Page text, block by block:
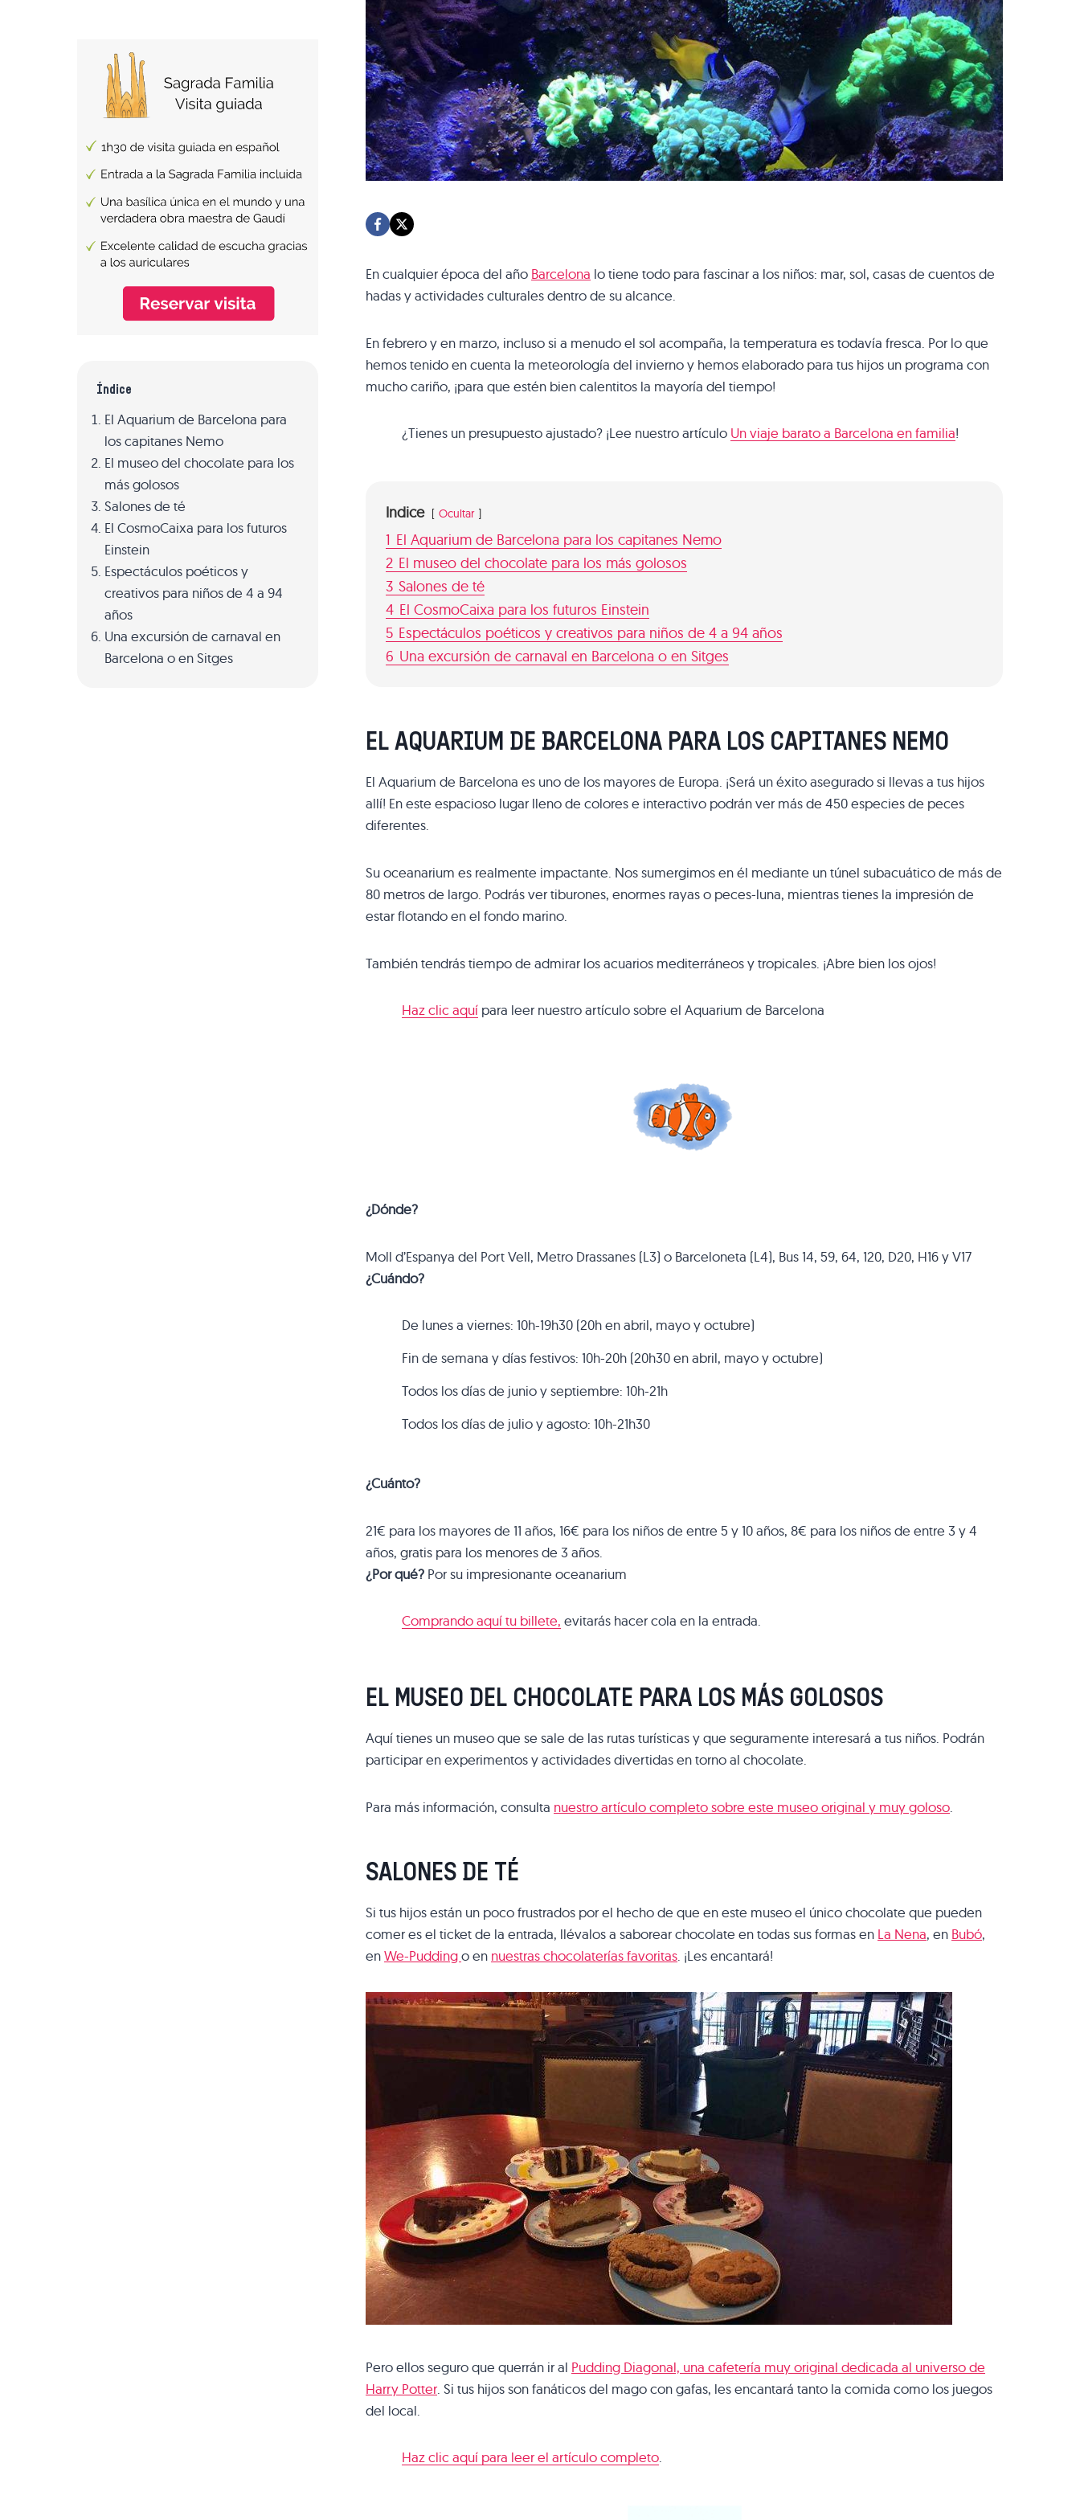
En cualquier época del año Barcelona lo tiene todo para fascinar a los niños: mar, sol, casas de cuentos de
hadas y actividades culturales dentro de su alcance.
En febrero y en marzo, incluso si a menudo el sol acompaña, la temperatura es todavía fresca. Por lo que
hemos tenido en cuenta la meteorología del invierno y hemos elaborado para tus hijos un programa con
mucho cariño, ¡para que estén bien calentitos la mayoría del tiempo!
¿Tienes un presupuesto ajustado? ¡Lee nuestro artículo Un viaje barato a Barcelona en familia!
Indice Ocultar
1 El Aquarium de Barcelona para los capitanes Nemo
2 El museo del chocolate para los más golosos
3 Salones de té
4 El CosmoCaixa para los futuros Einstein
5 Espectáculos poéticos y creativos para niños de 4 a 94 años
6 Una excursión de carnaval en Barcelona o en Sitges
EL AQUARIUM DE BARCELONA PARA LOS CAPITANES NEMO
El Aquarium de Barcelona es uno de los mayores de Europa. ¡Será un éxito asegurado si llevas a tus hijos
allí! En este espacioso lugar lleno de colores e interactivo podrán ver más de 450 especies de peces
diferentes.
Su oceanarium es realmente impactante. Nos sumergimos en él mediante un túnel subacuático de más de
80 metros de largo. Podrás ver tiburones, enormes rayas o peces-luna, mientras tienes la impresión de
estar flotando en el fondo marino.
También tendrás tiempo de admirar los acuarios mediterráneos y tropicales. ¡Abre bien los ojos!
Haz clic aquípara leer nuestro artículo sobre el Aquarium de Barcelona
¿Dónde?
Moll d’Espanya del Port Vell, Metro Drassanes (L3) o Barceloneta (L4), Bus 14, 59, 64, 120, D20, H16 y V17
¿Cuándo?
De lunes a viernes: 10h-19h30 (20h en abril, mayo y octubre)
Fin de semana y días festivos: 10h-20h (20h30 en abril, mayo y octubre)
Todos los días de junio y septiembre: 10h-21h
Todos los días de julio y agosto: 10h-21h30
¿Cuánto?
21€ para los mayores de 11 años, 16€ para los niños de entre 5 y 10 años, 8€ para los niños de entre 3 y 4
años, gratis para los menores de 3 años.
¿Por qué? Por su impresionante oceanarium
Comprando aquí tu billete, evitarás hacer cola en la entrada.
EL MUSEO DEL CHOCOLATE PARA LOS MÁS GOLOSOS
Aquí tienes un museo que se sale de las rutas turísticas y que seguramente interesará a tus niños. Podrán
participar en experimentos y actividades divertidas en torno al chocolate.
Para más información, consulta nuestro artículo completo sobre este museo original y muy goloso
SALONES DE TÉ
Si tus hijos están un poco frustrados por el hecho de que en este museo el único chocolate que pueden
comer es el ticket de la entrada, llévalos a saborear chocolate en todas sus formas en La Nena, en Bubó,
enWe-Puddingo en nuestras chocolaterías favoritas . ¡Les encantará!
Pero ellos seguro que querrán ir al Pudding Diagonal, una cafetería muy original dedicada al universo de
Harry Potter. Si tus hijos son fanáticos del mago con gafas, les encantará tanto la comida como los juegos
del local.
Haz clic aquí para leer el artículo completo.
Índice
El Aquarium de Barcelona para
los capitanes Nemo
El museo del chocolate para los
más golosos
Salones de té
El CosmoCaixa para los futuros
Einstein
Espectáculos poéticos y
creativos para niños de 4 a 94
años
Una excursión de carnaval en
Barcelona o en Sitges